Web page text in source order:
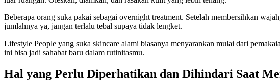
Beberapa orang suka pakai sebagai overnight treatment. Setelah membersihkan
jumlahnya ya, jangan terlalu tebal supaya tidak lengket.
Lifestyle People yang suka skincare alami biasanya menyarankan mulai dari
ini bisa jadi sahabat baru dalam rutinitasmu.
Hal yang Perlu Diperhatikan dan Dihindari Saat